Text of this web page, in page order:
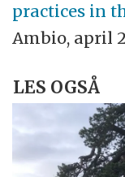
practices in
Ambio, april
LES OGSÅ